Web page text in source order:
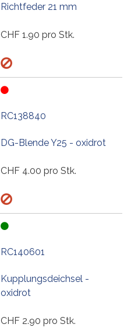
Richtfeder 21 mm
CHF 1.90 pro Stk.
RC138840
DG-Blende Y25 - oxidrot
CHF 4.00 pro Stk.
RC140601
Kupplungsdeichsel -
oxidrot
CHF 2.90 pro Stk.